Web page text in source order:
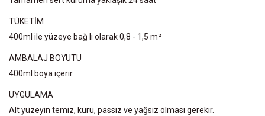
TÜKETİM
400ml ile yüzeye bağ lı olarak 0,8 - 1,5 m²
AMBALAJ BOYUTU
400ml boya içerir.
UYGULAMA
Alt yüzeyin temiz, kuru, passız ve yağsız olması gerekir.